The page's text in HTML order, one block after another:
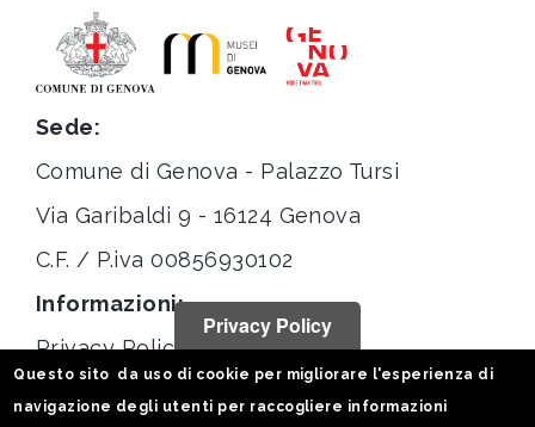
Sede:
Comune di Genova - Palazzo Tursi
Via Garibaldi 9 - 16124 Genova
C.F. / P.iva 00856930102
Informazioni:
Privacy Policy
Privacy Policy
Questo sito da uso di cookie per migliorare l'esperienza di
navigazione degli utenti per raccogliere informazioni